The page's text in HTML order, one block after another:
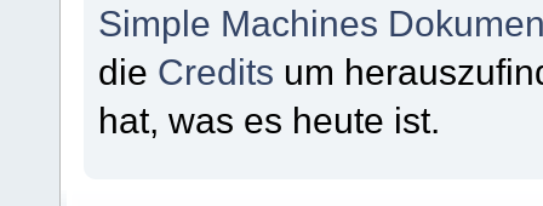
Simple Machines
die Credits um
hat, was es heute ist.